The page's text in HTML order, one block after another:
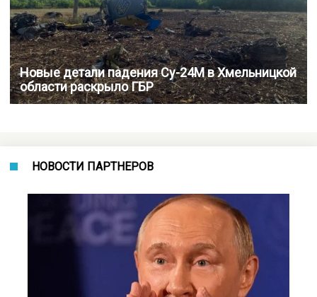
Новые детали падения Су-24М в Хмельницкой
области раскрыло ГБР
НОВОСТИ ПАРТНЕРОВ